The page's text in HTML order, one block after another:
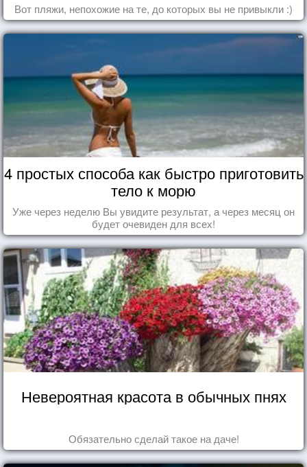
Вот пляжи, непохожие на те, до которых вы не привыкли :)
4 простых способа как быстро приготовить
тело к морю
Уже через неделю Вы увидите результат, а через месяц он
будет очевиден для всех!
Невероятная красота в обычных пнях
Обязательно сделай такое на даче!